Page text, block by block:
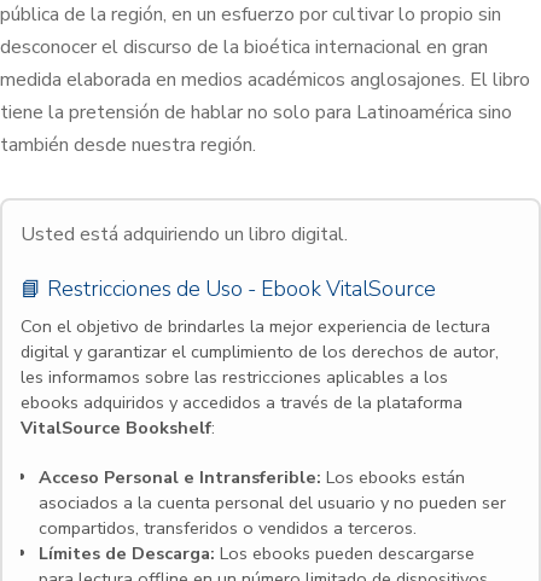
pública de la región, en un esfuerzo por cultivar lo propio sin
desconocer el discurso de la bioética internacional en gran
medida elaborada en medios académicos anglosajones. El libro
tiene la pretensión de hablar no solo para Latinoamérica sino
también desde nuestra región.
Usted está adquiriendo un libro digital.
📘 Restricciones de Uso - Ebook VitalSource
Con el objetivo de brindarles la mejor experiencia de lectura
digital y garantizar el cumplimiento de los derechos de autor,
les informamos sobre las restricciones aplicables a los
ebooks adquiridos y accedidos a través de la plataforma
VitalSource Bookshelf:
Acceso Personal e Intransferible: Los ebooks están
asociados a la cuenta personal del usuario y no pueden ser
compartidos, transferidos o vendidos a terceros.
Límites de Descarga: Los ebooks pueden descargarse